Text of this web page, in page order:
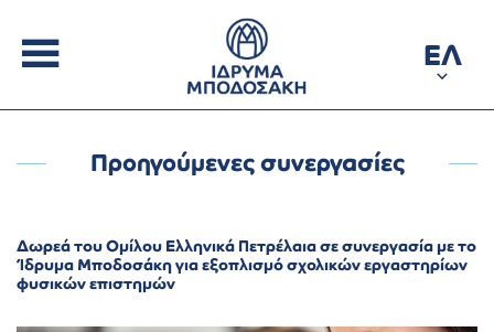
ΕΛ
Προηγούμενες συνεργασίες
Δωρεά του Ομίλου Ελληνικά Πετρέλαια σε συνεργασία με το
Ίδρυμα Μποδοσάκη για εξοπλισμό σχολικών εργαστηρίων
φυσικών επιστημών